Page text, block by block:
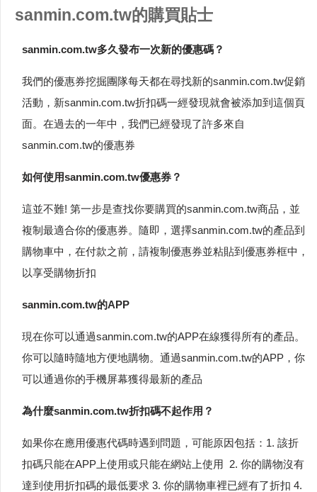
sanmin.com.tw的購買貼士
sanmin.com.tw多久發布一次新的優惠碼？
我們的優惠券挖掘團隊每天都在尋找新的sanmin.com.tw促銷
活動，新sanmin.com.tw折扣碼一經發現就會被添加到這個頁
面。在過去的一年中，我們已經發現了許多來自
sanmin.com.tw的優惠券
如何使用sanmin.com.tw優惠券？
這並不難! 第一步是查找你要購買的sanmin.com.tw商品，並
複制最適合你的優惠券。隨即，選擇sanmin.com.tw的產品到
購物車中，在付款之前，請複制優惠券並粘貼到優惠券框中，
以享受購物折扣
sanmin.com.tw的APP
現在你可以通過sanmin.com.tw的APP在線獲得所有的產品。
你可以隨時隨地方便地購物。通過sanmin.com.tw的APP，你
可以通過你的手機屏幕獲得最新的產品
為什麼sanmin.com.tw折扣碼不起作用？
如果你在應用優惠代碼時遇到問題，可能原因包括：1. 該折
扣碼只能在APP上使用或只能在網站上使用 2. 你的購物沒有
達到使用折扣碼的最低要求 3. 你的購物車裡已經有了折扣 4.